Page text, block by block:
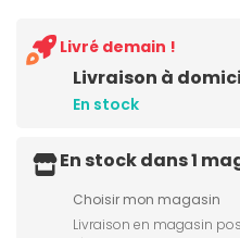
Livraison à
En stock
Livré demain !
En stock dans 1
Choisir mon magasin
Livraison en magasin